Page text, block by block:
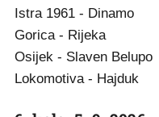
Istra 1961 - Dinamo
Gorica - Rijeka
Osijek - Slaven Belupo
Lokomotiva - Hajduk